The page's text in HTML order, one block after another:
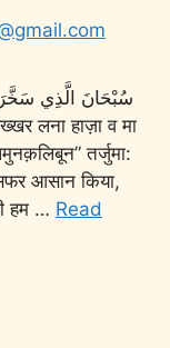
तर्जुमा:
आसान किया,
हम … Read